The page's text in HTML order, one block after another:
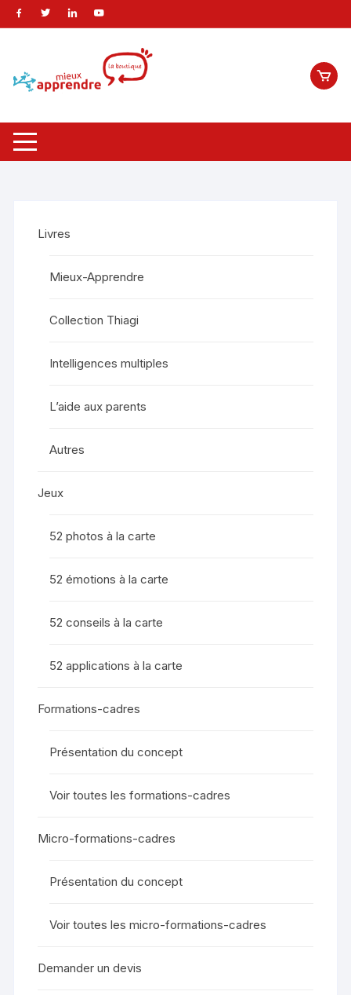
Livres
Mieux-Apprendre
Collection Thiagi
Intelligences multiples
L’aide aux parents
Autres
Jeux
52 photos à la carte
52 émotions à la carte
52 conseils à la carte
52 applications à la carte
Formations-cadres
Présentation du concept
Voir toutes les formations-cadres
Micro-formations-cadres
Présentation du concept
Voir toutes les micro-formations-cadres
Demander un devis